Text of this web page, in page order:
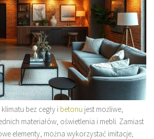
bez cegły i betonu jest możliwe,
materiałów, oświetlenia i mebli. Zamiast
elementy, można wykorzystać imitacje,